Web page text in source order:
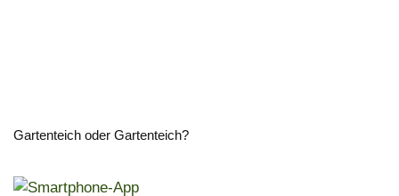
Gartenteich oder Gartenteich?